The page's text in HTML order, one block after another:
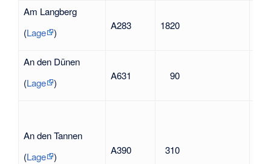
Am Langberg
(Lage )
A283 1820
An den Dünen
(Lage )
A631 90
An den Tannen
(Lage )
A390 310